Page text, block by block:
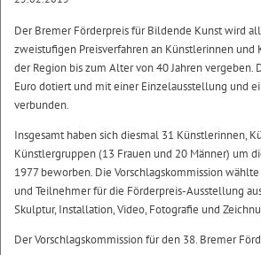
Der Bremer Förderpreis für Bildende Kunst wird
zweistufigen Preisverfahren an Künstlerinnen und
der Region bis zum Alter von 40 Jahren vergeben.
Euro dotiert und mit einer Einzelausstellung und
verbunden.
Insgesamt haben sich diesmal 31 Künstlerinnen,
Künstlergruppen (13 Frauen und 20 Männer) um
1977 beworben. Die Vorschlagskommission
und Teilnehmer für die Förderpreis-Ausstellung
Skulptur, Installation, Video, Fotografie und
Der Vorschlagskommission für den 38. Bremer